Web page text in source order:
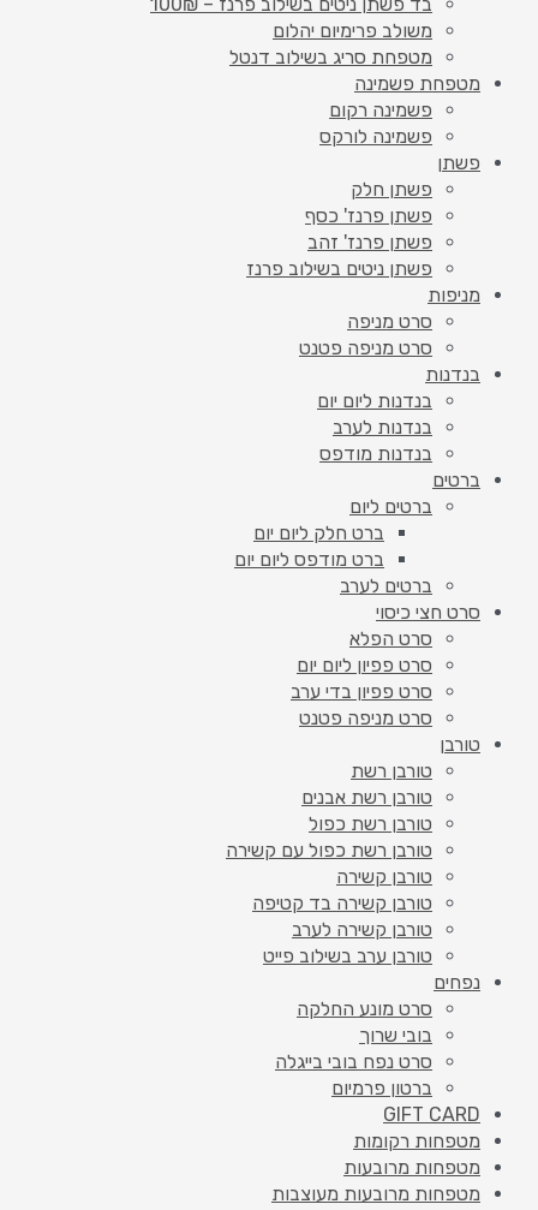
משולב פרימיום יהלום
מטפחת סריג בשילוב דנטל
מטפחת פשמינה
פשמינה רקום
פשמינה לורקס
פשתן
פשתן חלק
פשתן פרנז' כסף
פשתן פרנז' זהב
פשתן ניטים בשילוב פרנז
מניפות
סרט מניפה
סרט מניפה פטנט
בנדנות
בנדנות ליום יום
בנדנות לערב
בנדנות מודפס
ברטים
ברטים ליום
ברט חלק ליום יום
ברט מודפס ליום יום
ברטים לערב
סרט חצי כיסוי
סרט הפלא
סרט פפיון ליום יום
סרט פפיון בדי ערב
סרט מניפה פטנט
טורבן
טורבן רשת
טורבן רשת אבנים
טורבן רשת כפול
טורבן רשת כפול עם קשירה
טורבן קשירה
טורבן קשירה בד קטיפה
טורבן קשירה לערב
טורבן ערב בשילוב פייט
נפחים
סרט מונע החלקה
בובי שרוך
סרט נפח בובי בייגלה
ברטון פרמיום
GIFT CARD
מטפחות רקומות
מטפחות מרובעות
מטפחות מרובעות מעוצבות